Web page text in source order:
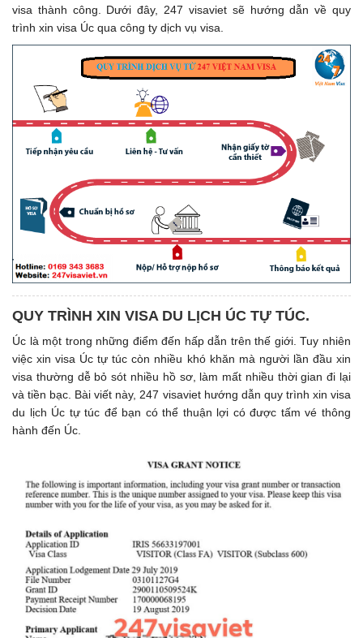
visa thành công. Dưới đây, 247 visaviet sẽ hướng dẫn về quy
trình xin visa Úc qua công ty dịch vụ visa.
QUY TRÌNH XIN VISA DU LỊCH ÚC TỰ TÚC.
Úc là một trong những điểm đến hấp dẫn trên thế giới. Tuy nhiên
việc xin visa Úc tự túc còn nhiều khó khăn mà người lần đầu xin
visa thường dễ bỏ sót nhiều hồ sơ, làm mất nhiều thời gian đi lại
và tiền bạc. Bài viết này, 247 visaviet hướng dẫn quy trình xin visa
du lịch Úc tự túc để bạn có thể thuận lợi có được tấm vé thông
hành đến Úc.